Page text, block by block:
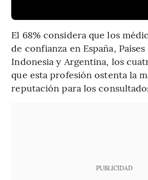
El 68% considera que los
de confianza en España, Países
Indonesia y Argentina, los
que esta profesión ostenta la
reputación para los
PUBLICIDAD